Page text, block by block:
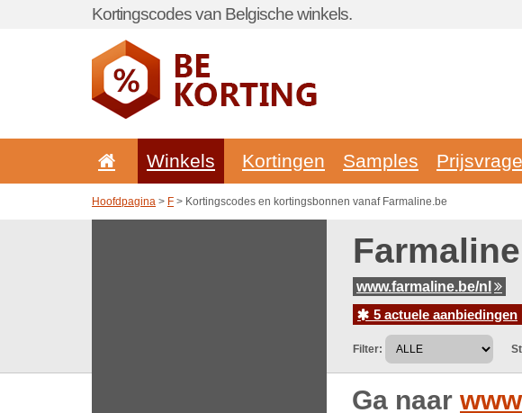
Kortingscodes van Belgische winkels.
Winkels Kortingen Samples
Hoofdpagina > F > Kortingscodes en kortingsbonnen vanaf Farmaline.be
www.farmaline.be/nl
5 actuele aanbiedingen
Filter:
Ga naar